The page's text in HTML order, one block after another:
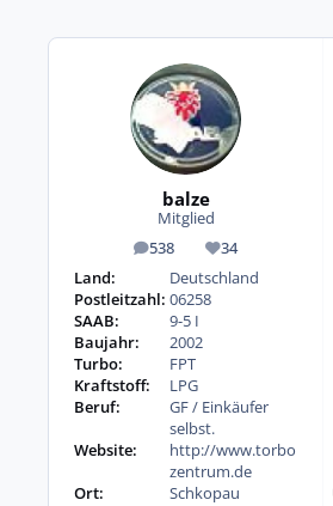
balze
Mitglied
538
Beiträge 34
Reputation
Land:
Deutschland
Postleitzahl: 06258
SAAB:
9-5 I
Baujahr:
2002
Turbo:
FPT
Kraftstoff:
LPG
Beruf:
GF / Einkäufer
selbst.
Website:
http://www.torbo
zentrum.de
Ort:
Schkopau